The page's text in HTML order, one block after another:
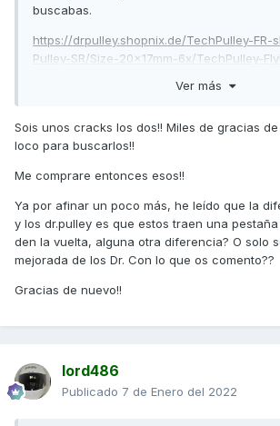
buscabas.
https://drpulley.shopnix.de/TechPulley-FR-
Pulley-SR/Size-20x17mm-6x/TechPulley-
Ver más
Sois unos cracks los dos!! Miles de gracias
loco para buscarlos!!
Me comprare entonces esos!!
Ya por afinar un poco más, he leído que la
y los dr.pulley es que estos traen una
den la vuelta, alguna otra diferencia? O solo
mejorada de los Dr. Con lo que os comento??
Gracias de nuevo!!
lord486
Publicado 7 de Enero del 2022